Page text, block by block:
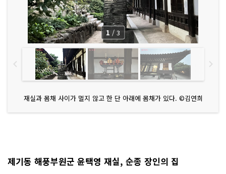
재실과 몸채 사이가 멀지 않고 한 단 아래에 몸채가 있다. ©김연희
1 / 3
제기동 해풍부원군 윤택영 재실, 순종 장인의 집